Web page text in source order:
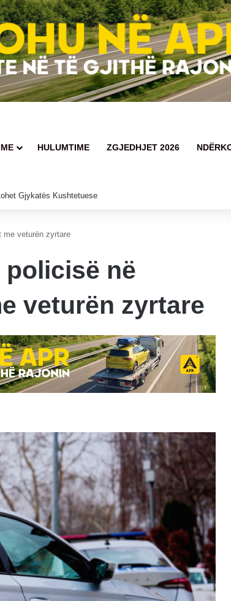
HULUMTIME ZGJEDHJET 2026
të policisë
me veturën zyrtare
policisë në
veturën zyrtare